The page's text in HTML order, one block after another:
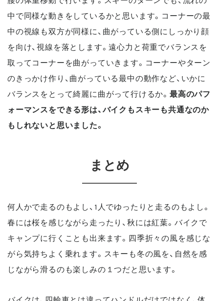
中で同様な動きをしているかと思います。コーナーの最
中の視線も双方が同様に、曲がっている側にしっかり顔
を向け、視線を落とします。遠心力と荷重でバランスを
取ってコーナーを曲がっていきます。 コーナーやターン
のきっかけ作り、曲がっている最中の動作など、いかに
バランスをとって綺麗に曲がって行けるか。 最高のパフ
ォーマンスをできる形は、バイクもスキーも共通なのか
もしれないと思いました。
まとめ
何人かで走るのもよし、1人でゆったりと走るのもよし。
春には桜を感じながら走ったり、秋には紅葉。バイクで
キャンプに行くことも出来ます。 四季折々の風を感じな
がら気持ちよく乗れます。スキーも冬の風を、自然を感
じながら滑るのも楽しみの１つだと思います。